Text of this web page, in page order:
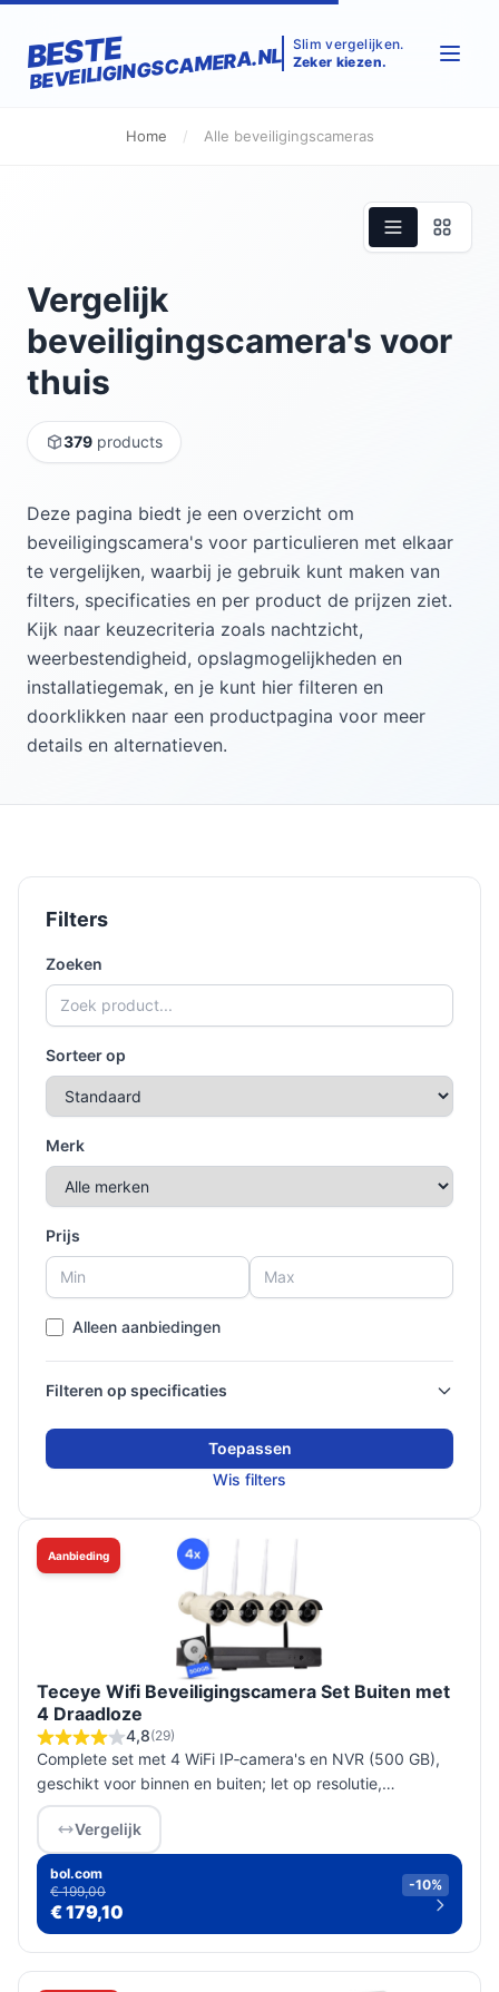
BESTE
BEVEILIGINGSCAMERA.NL Slim vergelijken.
Zeker kiezen.
Home / Alle beveiligingscameras
Vergelijk
beveiligingscamera's voor
thuis
379 products
Deze pagina biedt je een overzicht om
beveiligingscamera's voor particulieren met elkaar
te vergelijken, waarbij je gebruik kunt maken van
filters, specificaties en per product de prijzen ziet.
Kijk naar keuzecriteria zoals nachtzicht,
weerbestendigheid, opslagmogelijkheden en
installatiegemak, en je kunt hier filteren en
doorklikken naar een productpagina voor meer
details en alternatieven.
Filters
Zoeken
Sorteer op
Merk
Prijs
Alleen aanbiedingen
Filteren op specificaties
Toepassen
Wis filters
Aanbieding
Teceye Wifi Beveiligingscamera Set Buiten met
4 Draadloze
4,8(29)
Complete set met 4 WiFi IP‑camera's en NVR (500 GB),
geschikt voor binnen en buiten; let op resolutie,
nachtzicht en IP‑rating; werkt op netstroom, geen
ingebouwde speakers.
Vergelijk
bol.com
€ 199,00
€ 179,10
-10%